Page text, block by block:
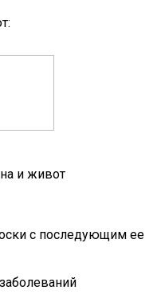
и живот
с последующим ее